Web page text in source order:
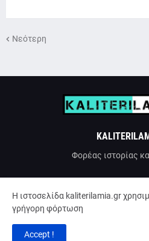
Νεότερη
Φορέας ιστορίας
H ιστοσελίδα kaliterilamia.gr
γρήγορη φόρτωση
Accept !